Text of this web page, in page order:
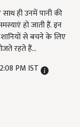
ही उनमें पानी की
हो जाती हैं. इन
से बचने के लिए
रहते हैं...
PM IST